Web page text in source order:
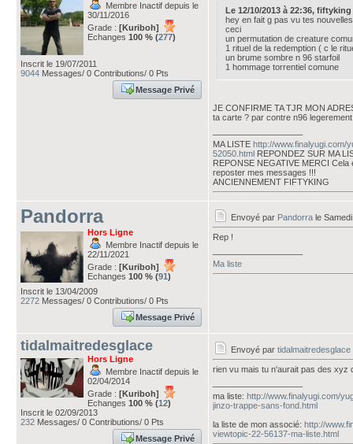
Membre Inactif depuis le
30/11/2016
Grade : [Kuriboh]
Echanges 100 % (277)
Inscrit le 19/07/2011
9044 Messages/ 0 Contributions/ 0 Pts
Message Privé
Le 12/10/2013 à 22:36,
hey en fait g pas vu tes
ceci
un permutation de creature
1 rituel de la redemption ( c le
un brume sombre n 96 starfoil
1 hommage torrentiel comune
JE CONFIRME TA TJR MON
ta carte ? par contre n96
MA LISTE http://www.finalyugi.com/
52050.html REPONDEZ SUR MA
REPONSE NEGATIVE MERCI
reposter mes messages !!!
ANCIENNEMENT FIFTYKING
Pandorra
Hors Ligne
Membre Inactif depuis le
22/11/2021
Grade : [Kuriboh]
Echanges 100 % (91)
Inscrit le 13/04/2009
2272 Messages/ 0 Contributions/ 0 Pts
Message Privé
Envoyé par Pandorra le
Rep !
Ma liste
tidalmaitredesglace
Hors Ligne
Membre Inactif depuis le
02/04/2014
Grade : [Kuriboh]
Echanges 100 % (12)
Inscrit le 02/09/2013
232 Messages/ 0 Contributions/ 0 Pts
Message Privé
Envoyé par tidalmaitredesglace
rien vu mais tu n'aurait pas des xyz
ma liste: http://www.finalyugi.com/
jinzo-trappe-sans-fond.html
la liste de mon associé: http://
viewtopic-22-56137-ma-liste.html